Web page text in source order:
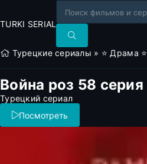
TURKI SERIAL
Турецкие сериалы » ⭐ Драма ⭐
Война роз 58 серия
Турецкий сериал
Посмотреть